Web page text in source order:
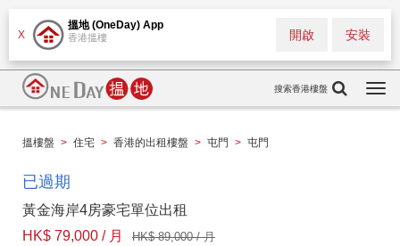
X
搵地 (OneDay) App
香港搵樓 安裝
開啟
搜索香港樓盤
搵樓盤 > 住宅 > 香港的出租樓盤 > 屯門 > 屯門
已過期
黃金海岸4房豪宅單位出租
HK$ 79,000 / 月
HK$ 89,000 / 月